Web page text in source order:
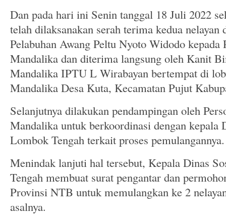
Dan pada hari ini Senin tanggal 18 Juli 2022
telah dilaksanakan serah terima kedua
Pelabuhan Awang Peltu Nyoto Widodo kepada
Mandalika dan diterima langsung oleh Kanit
Mandalika IPTU L Wirabayan bertempat di
Mandalika Desa Kuta, Kecamatan Pujut
Selanjutnya dilakukan pendampingan oleh
Mandalika untuk berkoordinasi dengan kepala
Lombok Tengah terkait proses pemulangannya.
Menindak lanjuti hal tersebut, Kepala Dinas
Tengah membuat surat pengantar dan
Provinsi NTB untuk memulangkan ke 2
asalnya.